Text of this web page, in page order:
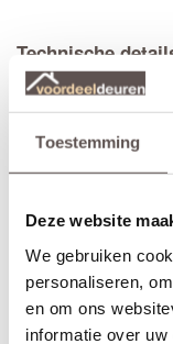
Toestemming
Deze website
We gebruiken
personaliseren,
en om ons
informatie over
Technische
Deze glasdeur voelt
degelijke dikte van 39
specifieke model is
veiligheidsglas.
Elk modelSvedex
opdekuitvoering, in
afmeting. Het is
juiste draairichting
Svedex het slot al in
omgedraaid worden